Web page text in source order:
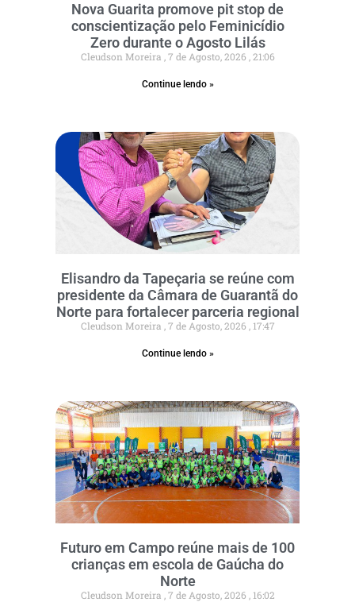
Nova Guarita promove pit stop de
conscientização pelo Feminicídio
Zero durante o Agosto Lilás
Cleudson Moreira 7 de Agosto, 2026 21:06
Continue lendo »
Elisandro da Tapeçaria se reúne com
presidente da Câmara de Guarantã do
Norte para fortalecer parceria regional
Cleudson Moreira 7 de Agosto, 2026 17:47
Continue lendo »
Futuro em Campo reúne mais de 100
crianças em escola de Gaúcha do
Norte
Cleudson Moreira 7 de Agosto, 2026 16:02